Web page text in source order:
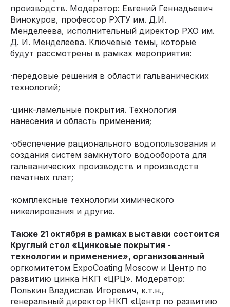
производств. Модератор: Евгений Геннадьевич
Винокуров, профессор РХТУ им. Д.И.
Менделеева, исполнительный директор РХО им.
Д. И. Менделеева. Ключевые темы, которые
будут рассмотрены в рамках мероприятия:
·передовые решения в области гальванических
технологий;
·цинк-ламельные покрытия. Технология
нанесения и область применения;
·обеспечение рационального водопользования и
создания систем замкнутого водооборота для
гальванических производств и производств
печатных плат;
·комплексные технологии химического
никелирования и другие.
Также 21 октября в рамках выставки состоится
Круглый стол «Цинковые покрытия -
технологии и применение», организованный
оргкомитетом ExpoCoating Moscow и Центр по
развитию цинка НКП «ЦРЦ». Модератор:
Полькин Владислав Игоревич, к.т.н.,
генеральный директор НКП «Центр по развитию